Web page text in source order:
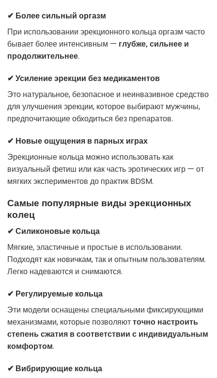
✔ Более сильный оргазм
При использовании эрекционного кольца оргазм часто
бывает более интенсивным — глубже, сильнее и
продолжительнее.
✔ Усиление эрекции без медикаментов
Это натуральное, безопасное и неинвазивное средство
для улучшения эрекции, которое выбирают мужчины,
предпочитающие обходиться без препаратов.
✔ Новые ощущения в парных играх
Эрекционные кольца можно использовать как
визуальный фетиш или как часть эротических игр — от
мягких экспериментов до практик BDSM.
Самые популярные виды эрекционных
колец
✔ Силиконовые кольца
Мягкие, эластичные и простые в использовании.
Подходят как новичкам, так и опытным пользователям.
Легко надеваются и снимаются.
✔ Регулируемые кольца
Эти модели оснащены специальными фиксирующими
механизмами, которые позволяютточно настроить
степень сжатия в соответствии с индивидуальным
комфортом.
✔ Вибрирующие кольца